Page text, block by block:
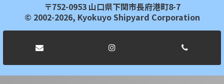
〒752-0953 山口県下関市長府港町8-7
© 2002-2026, Kyokuyo Shipyard Corporation